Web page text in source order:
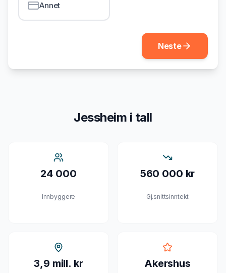
Annet
Neste
Jessheim i tall
24 000
Innbyggere
560 000 kr
Gj.snittsinntekt
3,9 mill. kr Akershus